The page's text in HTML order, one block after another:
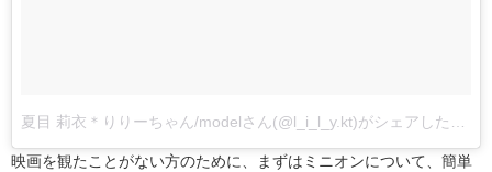
映画を観たことがない方のために、まずはミニオンについて、簡単